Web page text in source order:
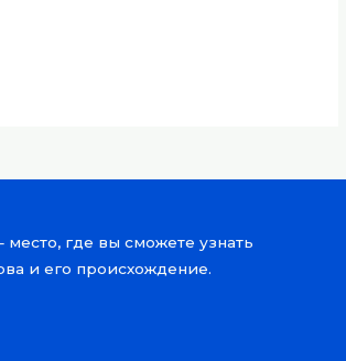
где вы сможете узнать
и его происхождение.